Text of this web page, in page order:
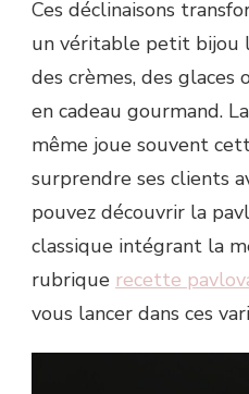
Ces déclinaisons
un véritable petit bijou
des crèmes, des
en cadeau gourmand.
même joue souvent
surprendre ses clients
pouvez découvrir la
classique intégrant la
rubrique recette
vous lancer dans ces